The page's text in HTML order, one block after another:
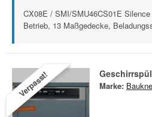
CX08E / SMI/SMU46CS01E
Betrieb, 13 Maßgedecke,
Verpasst! Marke: